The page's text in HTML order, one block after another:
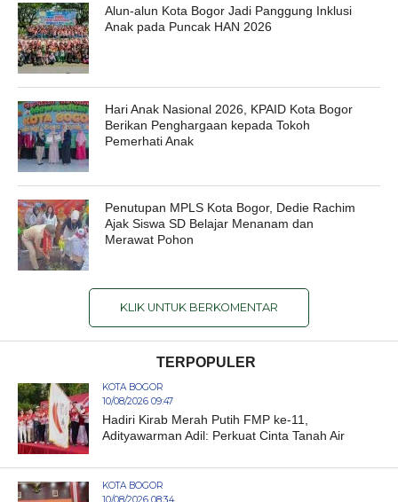
Alun-alun Kota Bogor Jadi Panggung Inklusi
Anak pada Puncak HAN 2026
Hari Anak Nasional 2026, KPAID Kota Bogor
Berikan Penghargaan kepada Tokoh
Pemerhati Anak
Penutupan MPLS Kota Bogor, Dedie Rachim
Ajak Siswa SD Belajar Menanam dan
Merawat Pohon
KLIK UNTUK BERKOMENTAR
TERPOPULER
KOTA BOGOR
10/08/2026 09:47
Hadiri Kirab Merah Putih FMP ke-11,
Adityawarman Adil: Perkuat Cinta Tanah Air
KOTA BOGOR
10/08/2026 08:34